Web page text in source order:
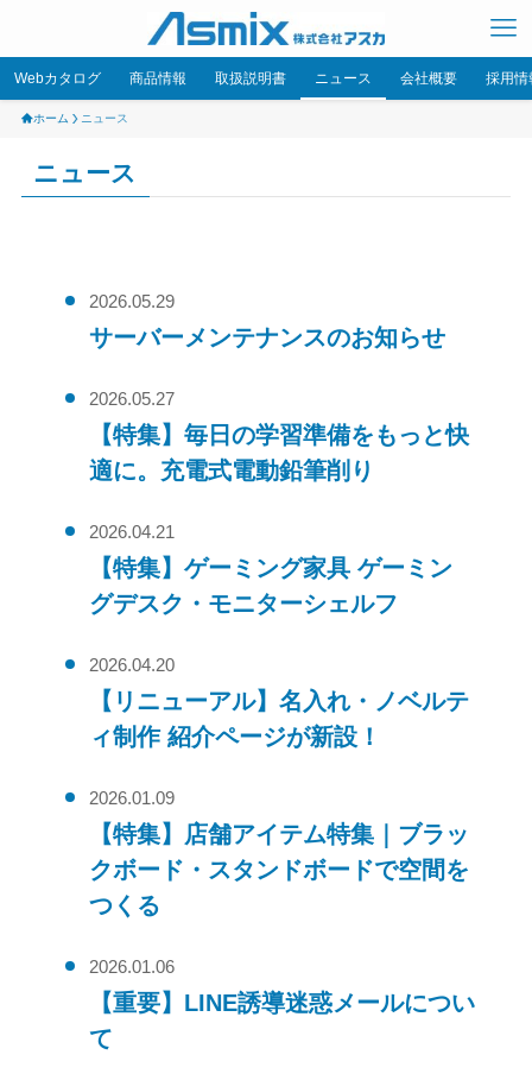
Webカタログ 商品情報 取扱説明書 ニュース 会社概要 採用情
ホーム ニュース
ニュース
2026.05.29
サーバーメンテナンスのお知らせ
2026.05.27
【特集】毎日の学習準備をもっと快
適に。充電式電動鉛筆削り
2026.04.21
【特集】ゲーミング家具 ゲーミン
グデスク・モニターシェルフ
2026.04.20
【リニューアル】名入れ・ノベルテ
ィ制作 紹介ページが新設！
2026.01.09
【特集】店舗アイテム特集｜ブラッ
クボード・スタンドボードで空間を
つくる
2026.01.06
【重要】LINE誘導迷惑メールについ
て